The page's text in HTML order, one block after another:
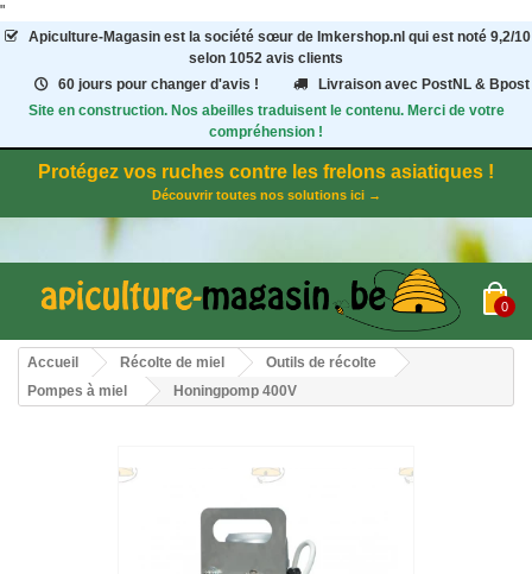
"
Apiculture-Magasinest la société sœur de Imkershop.nl qui est noté 9,2/10
selon 1052 avis clients
60 jours pour changer d'avis !
Livraison avec PostNL & Bpost
Site en construction. Nos abeilles traduisent le contenu. Merci de votre
compréhension !
Protégez vos ruches contre les frelons asiatiques !
Découvrir toutes nos solutions ici →
0
Accueil Récolte de miel
Outils de récolte
Pompes à miel
Honingpomp 400V